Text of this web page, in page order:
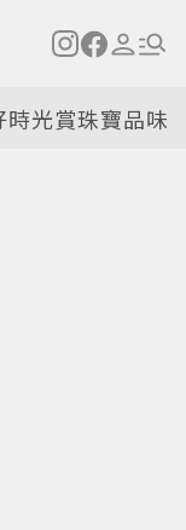
時光賞珠寶品味